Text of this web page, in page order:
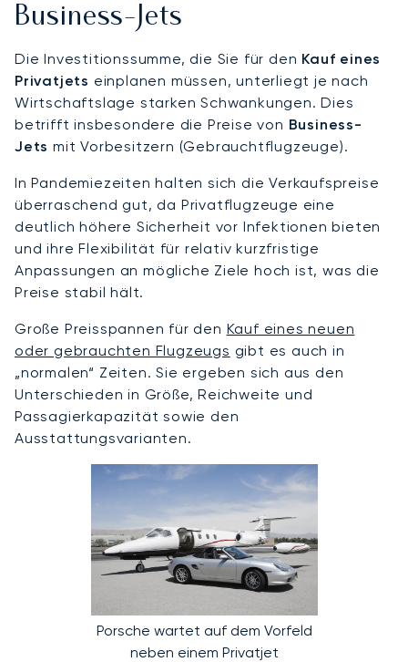
Business-Jets
Die Investitionssumme, die Sie für den Kauf eines
Privatjets einplanen müssen, unterliegt je nach
Wirtschaftslage starken Schwankungen. Dies
betrifft insbesondere die Preise von Business-
Jets mit Vorbesitzern (Gebrauchtflugzeuge).
In Pandemiezeiten halten sich die Verkaufspreise
überraschend gut, da Privatflugzeuge eine
deutlich höhere Sicherheit vor Infektionen bieten
und ihre Flexibilität für relativ kurzfristige
Anpassungen an mögliche Ziele hoch ist, was die
Preise stabil hält.
Große Preisspannen für den Kauf eines neuen
oder gebrauchten Flugzeugs gibt es auch in
„normalen“ Zeiten. Sie ergeben sich aus den
Unterschieden in Größe, Reichweite und
Passagierkapazität sowie den
Ausstattungsvarianten.
Porsche wartet auf dem Vorfeld
neben einem Privatjet